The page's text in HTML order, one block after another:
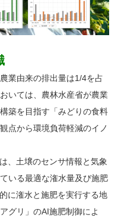
業由来の排出量は1/4を占
いては、農林水産省が農業
築を目指す「みどりの食料
点から環境負荷軽減のイノ
、土壌のセンサ情報と気象
いる最適な潅水量及び施肥
に潅水と施肥を実行する地
グリ」のAI施肥制御によ